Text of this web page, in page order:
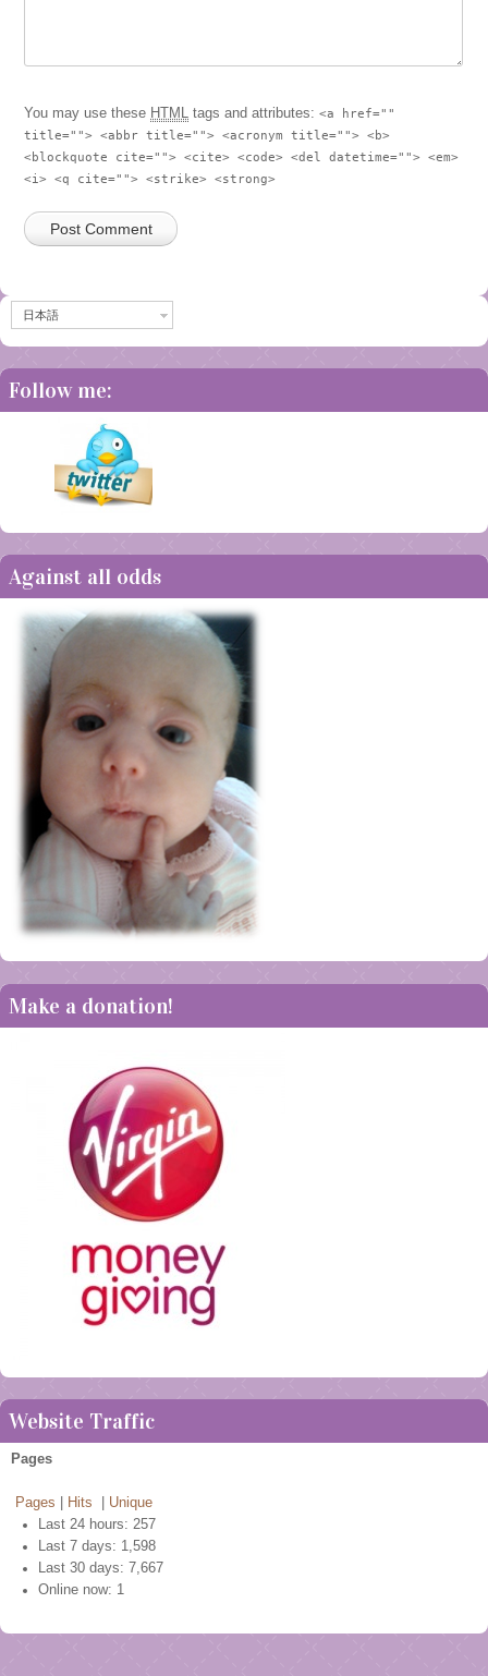
You may use these HTML tags and attributes:<a href=""
title=""> <abbr title=""> <acronym title=""> <b>
<blockquote cite=""> <cite> <code> <del datetime=""> <em>
<i> <q cite=""> <strike> <strong>
日本語
Follow me:
Against all odds
Make a donation!
Website Traffic
Pages
Pages Hits
Unique
Last 24 hours:257
Last 7 days: 1,598
Last 30 days:7,667
Online now: 1